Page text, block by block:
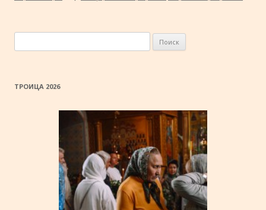
ТРОИЦА 2026